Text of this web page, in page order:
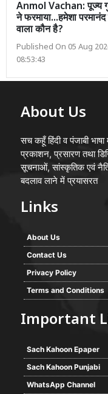
Anmol Vachan: पूज्य
ने फरमाया...हमेशा
वाला कौन है?
Published On 05 Aug
08:53:43
About Us
सच कहूँ हिंदी व पंजाबी
प्रकाशन, प्रसारण तथा
सूचनाओं, सांस्कृतिक एवं
बदलाव लाने में प्रयासरत
Links
About Us
Contact Us
Privacy Policy
Terms and Conditions
Important
Sach Kahoon Epaper
Sach Kahoon Punjabi
WhatsApp Channel